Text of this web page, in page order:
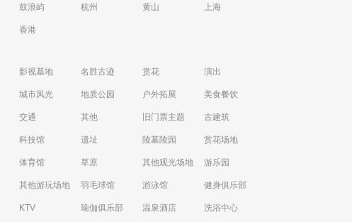
鼓浪屿 杭州 黄山 上海
香港
影视基地 名胜古迹 赏花 演出
城市风光 地质公园 户外拓展 美食餐饮
交通 其他 旧门票主题 古建筑
科技馆 遗址 陵墓陵园 赏花场地
体育馆 草原 其他观光场地 游乐园
其他游玩场地 羽毛球馆 游泳馆 健身俱乐部
KTV 瑜伽俱乐部 温泉酒店 洗浴中心